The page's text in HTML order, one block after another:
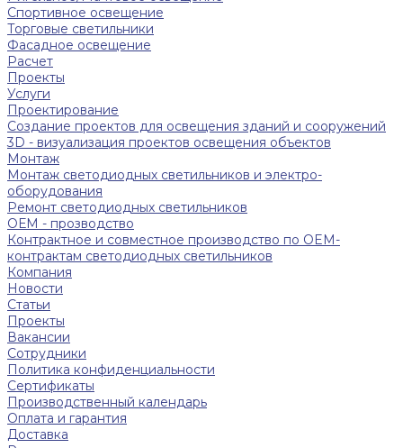
Спортивное освещение
Торговые светильники
Фасадное освещение
Расчет
Проекты
Услуги
Проектирование
Создание проектов для освещения зданий и сооружений
3D - визуализация проектов освещения объектов
Монтаж
Монтаж светодиодных светильников и электро-
оборудования
Ремонт светодиодных светильников
ОЕМ - прозводство
Контрактное и совместное производство по OEM-
контрактам светодиодных светильников
Компания
Новости
Статьи
Проекты
Вакансии
Сотрудники
Политика конфиденциальности
Сертификаты
Производственный календарь
Оплата и гарантия
Доставка